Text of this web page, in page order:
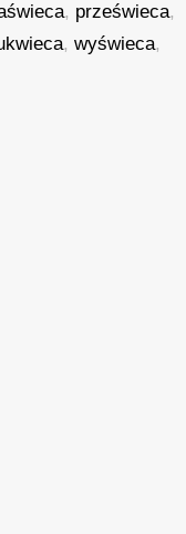
, prześwieca,
,wyświeca,